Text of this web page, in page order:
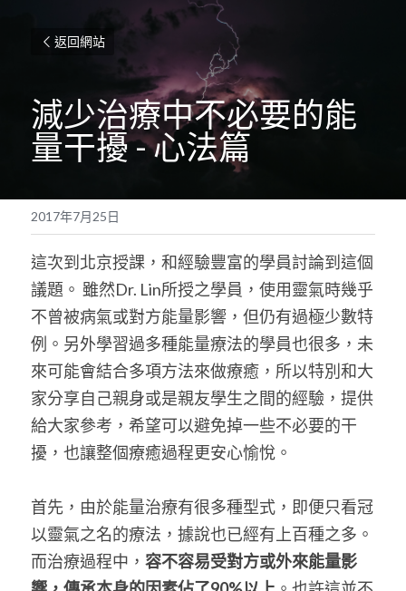
返回網站
減少治療中不必要的能
量干擾 - 心法篇
2017年7月25日
這次到北京授課，和經驗豐富的學員討論到這個
議題。 雖然Dr. Lin所授之學員，使用靈氣時幾乎
不曾被病氣或對方能量影響，但仍有過極少數特
例。另外學習過多種能量療法的學員也很多，未
來可能會結合多項方法來做療癒，所以特別和大
家分享自己親身或是親友學生之間的經驗，提供
給大家參考，希望可以避免掉一些不必要的干
擾，也讓整個療癒過程更安心愉悅。
首先，由於能量治療有很多種型式，即便只看冠
以靈氣之名的療法，據說也已經有上百種之多。
而治療過程中， 容不容易受對方或外來能量影